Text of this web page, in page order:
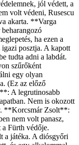
jól védett, a
volt védeni, Rusescu
akarta. **Varga
ha ezen a
igazi posztja. A kapott
tudta adni a labdát.
szűrőként
egy olyan
(Ez az előző
A legrutinosabb
Nem is okozott
**Korcsmár Zsolt**:
nem volt panasz,
a Fürth védője.
a játéka. A diósgyőri